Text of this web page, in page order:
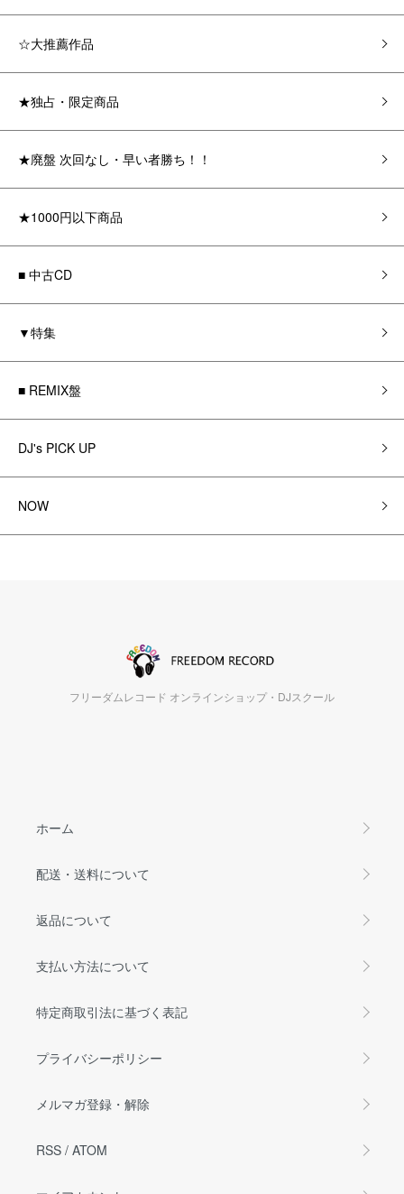
☆大推薦作品
★独占・限定商品
★廃盤 次回なし・早い者勝ち！！
★1000円以下商品
■ 中古CD
▼特集
■ REMIX盤
DJ's PICK UP
NOW
フリーダムレコード オンラインショップ・DJスクール
ホーム
配送・送料について
返品について
支払い方法について
特定商取引法に基づく表記
プライバシーポリシー
メルマガ登録・解除
RSS / ATOM